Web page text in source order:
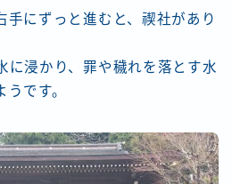
手にずっと進むと、禊社があり
に浸かり、罪や穢れを落とす水
です。